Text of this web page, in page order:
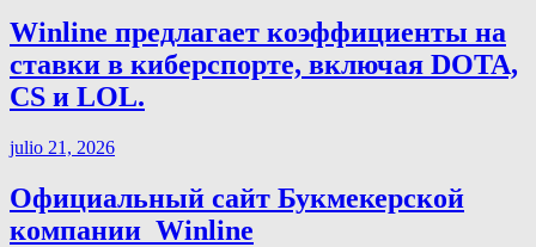
Winline предлагает коэффициенты на
ставки в киберспорте, включая DOTA,
CS и LOL.
julio 21, 2026
Официальный сайт Букмекерской
компании ️ Winline